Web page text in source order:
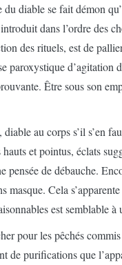
du diable se fait démon
dans l’ordre des
des rituels, est de
paroxystique
Être sous son
au corps s’il s’en
et pointus, éclats
pensée de débauche.
masque. Cela
est semblable à
pour les pêchés
de purifications que